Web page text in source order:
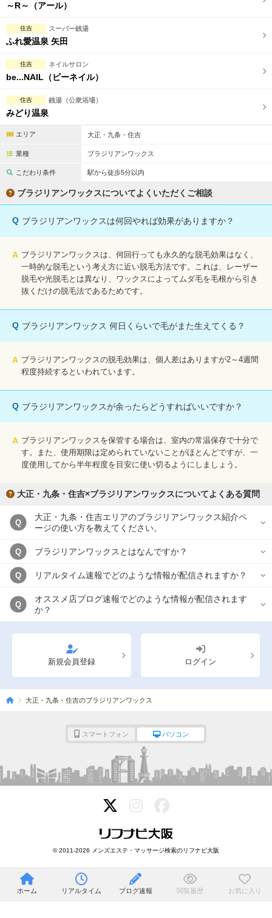
～R～（アール）
住吉 スーパー銭湯
ふれ愛温泉 矢田
住吉 ネイルサロン
be...NAIL（ビーネイル）
住吉 銭湯（公衆浴場）
みどり温泉
エリア 大正・九条・住吉
業種 ブラジリアンワックス
こだわり条件 駅から徒歩5分以内
ブラジリアンワックスについてよくいただくご相談
Q ブラジリアンワックスは何回やれば効果がありますか？
A ブラジリアンワックスは、何回行っても永久的な脱毛効果はなく、
一時的な脱毛という考え方に近い脱毛方法です。これは、レーザー
脱毛や光脱毛とは異なり、ワックスによってムダ毛を毛根から引き
抜くだけの脱毛法であるためです。
Q ブラジリアンワックス 何日くらいで毛がまた生えてくる？
A ブラジリアンワックスの脱毛効果は、個人差はありますが2～4週間
程度持続するといわれています。
Q ブラジリアンワックスが余ったらどうすればいいですか？
A ブラジリアンワックスを保管する場合は、室内の常温保存で十分で
す。また、使用期限は定められていないことがほとんどですが、一
度使用してから半年程度を目安に使い切るようにしましょう。
大正・九条・住吉×ブラジリアンワックスについてよくある質問
Q
大正・九条・住吉エリアのブラジリアンワックス紹介ペ
ージの使い方を教えてください。
Q ブラジリアンワックスとはなんですか？
Q リアルタイム速報でどのような情報が配信されますか？
Q
オススメ店ブログ速報でどのような情報が配信されます
か？
新規会員登録 ログイン
大正・九条・住吉のブラジリアンワックス
スマートフォン パソコン
© 2011-2026 メンズエステ・マッサージ検索のリフナビ大阪
ホーム リアルタイム ブログ速報 閲覧履歴 お気に入り